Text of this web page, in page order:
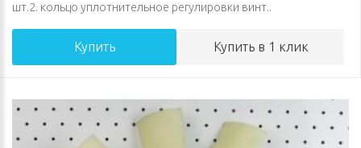
шт.2. кольцо уплотнительное регулировки винт..
Купить Купить в 1 клик